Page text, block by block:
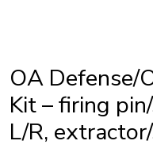
OA Defense/
Kit – firing
L/R,